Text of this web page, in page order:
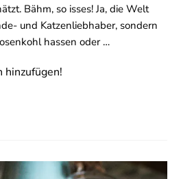
Bähm, so isses! Ja, die Welt
und Katzenliebhaber, sondern
hassen oder …
hinzufügen!